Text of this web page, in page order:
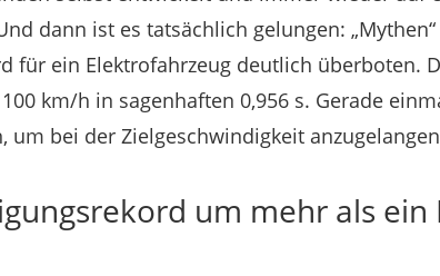
dann ist es tatsächlich gelungen:
für ein Elektrofahrzeug deutlich überboten.
km/h in sagenhaften 0,956 s. Gerade
um bei der Zielgeschwindigkeit
um mehr als ein